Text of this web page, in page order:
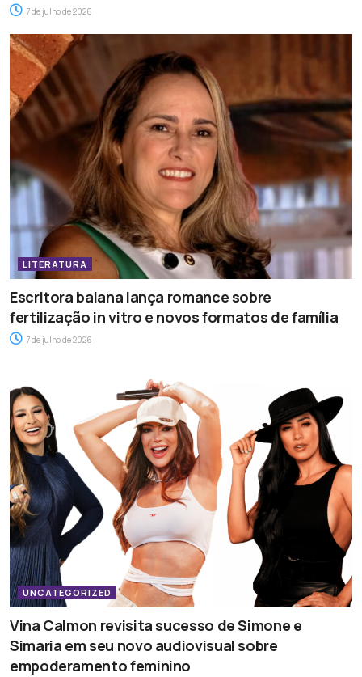
7 de julho de 2026
LITERATURA
Escritora baiana lança romance sobre
fertilização in vitro e novos formatos de família
7 de julho de 2026
UNCATEGORIZED
Vina Calmon revisita sucesso de Simone e
Simaria em seu novo audiovisual sobre
empoderamento feminino